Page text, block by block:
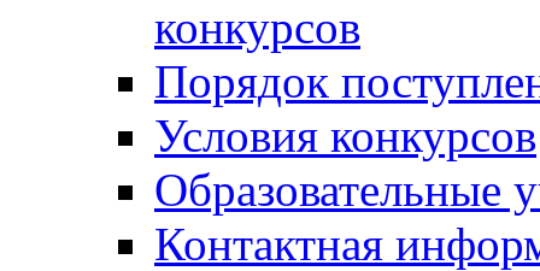
конкурсов
Порядок
Условия конкурсов
Образовательные
Контактная